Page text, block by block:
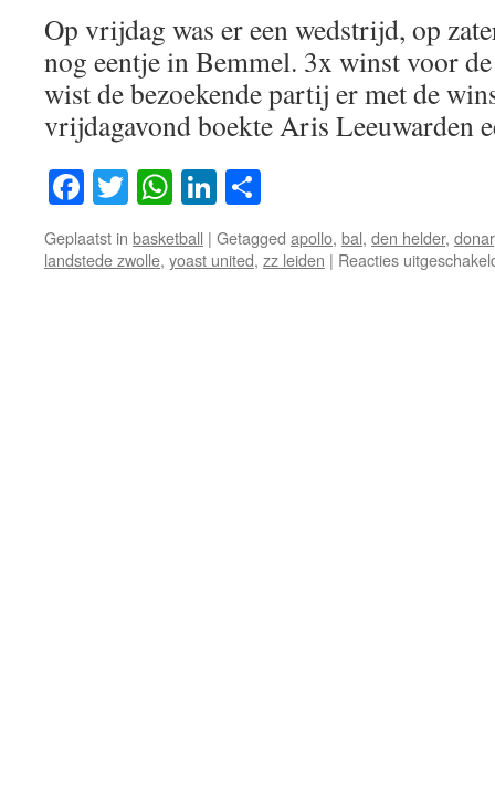
Op vrijdag was er een wedstrijd, op
nog eentje in Bemmel. 3x winst voor
wist de bezoekende partij er met de
vrijdagavond boekte Aris
Facebook
TwitterWhatsApp
LinkedIn
Geplaatst in basketball | Getagged apollo, bal, den helder, donar
landstede zwolle, yoast united, zz leiden | Reacties